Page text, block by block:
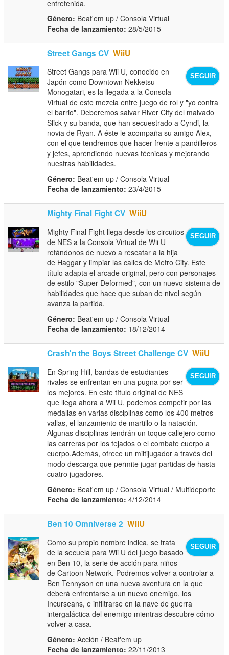
entretenida.
Género: Beat'em up / Consola Virtual
Fecha de lanzamiento: 28/5/2015
Street Gangs CV WiiU
SEGUIR
Street Gangs para Wii U, conocido en
Japón como Downtown Nekketsu
Monogatari, es la llegada a la Consola
Virtual de este mezcla entre juego de rol y "yo contra
el barrio". Deberemos salvar River City del malvado
Slick y su banda, que han secuestrado a Cyndi, la
novia de Ryan. A éste le acompaña su amigo Alex,
con el que tendremos que hacer frente a pandilleros
y jefes, aprendiendo nuevas técnicas y mejorando
nuestras habilidades.
Género: Beat'em up / Consola Virtual
Fecha de lanzamiento: 23/4/2015
Mighty Final Fight CV WiiU
SEGUIR
Mighty Final Fight llega desde los circuitos
de NES a la Consola Virtual de Wii U
retándonos de nuevo a rescatar a la hija
de Haggar y limpiar las calles de Metro City. Este
título adapta el arcade original, pero con personajes
de estilo "Super Deformed", con un nuevo sistema de
habilidades que hace que suban de nivel según
avanza la partida.
Género: Beat'em up / Consola Virtual
Fecha de lanzamiento: 18/12/2014
Crash'n the Boys Street Challenge CV WiiU
SEGUIR
En Spring Hill, bandas de estudiantes
rivales se enfrentan en una pugna por ser
los mejores. En este título original de NES
que llega ahora a Wii U, podemos competir por las
medallas en varias disciplinas como los 400 metros
vallas, el lanzamiento de martillo o la natación.
Algunas disciplinas tendrán un toque callejero como
las carreras por los tejados o el combate cuerpo a
cuerpo.Además, ofrece un miltijugador a través del
modo descarga que permite jugar partidas de hasta
cuatro jugadores.
Género: Beat'em up / Consola Virtual / Multideporte
Fecha de lanzamiento: 4/12/2014
Ben 10 Omniverse 2 WiiU
SEGUIR
Como su propio nombre indica, se trata
de la secuela para Wii U del juego basado
en Ben 10, la serie de acción para niños
de Cartoon Network. Podremos volver a controlar a
Ben Tennyson en una nueva aventura en la que
deberá enfrentarse a un nuevo enemigo, los
Incurseans, e infiltrarse en la nave de guerra
intergaláctica del enemigo mientras descubre cómo
volver a casa.
Género: Acción / Beat'em up
Fecha de lanzamiento: 22/11/2013